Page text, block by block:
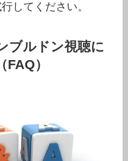
してください。
ブルドン視聴に
）